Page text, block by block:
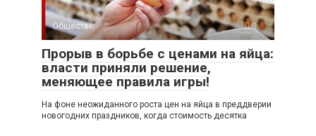
Общество 0
Прорыв в борьбе с ценами на яйца:
власти приняли решение,
меняющее правила игры!
На фоне неожиданного роста цен на яйца в преддверии
новогодних праздников, когда стоимость десятка